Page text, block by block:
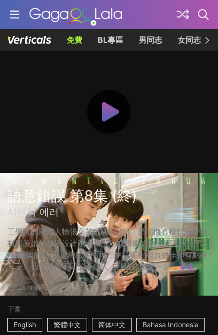
免費 BL專區 男同志 女同志
語意錯誤 第8集 (終)
시맨틱 에러
工學院的風雲人物張宰英(朴栖含飾)，是個擁有模特兒好身
材和臉蛋的視覺設計系大四生，成績優越的邊緣人秋尚宇
(朴宰燦飾)，則是機械科的大三生，邏輯能力絕佳卻有點書
呆子。個性截然不同的兩個人，卻陰錯陽差一起... 更多
28m韓國2022
字幕
English
繁體中文 简体中文 Bahasa Indonesia